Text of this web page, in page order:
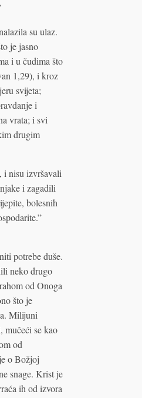
su ulaz.
je jasno
i u čudima što
1,29), i kroz
svijeta;
i
vrata; i svi
drugim
i nisu izvršavali
i zagadili
bolesnih
potrebe duše.
neko drugo
od Onoga
što je
Milijuni
mučeći se kao
od
o Božjoj
snage. Krist je
ih od izvora